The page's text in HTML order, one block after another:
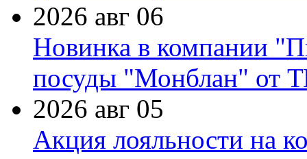
2026 авг 06
Новинка в компании
посуды "Монблан" от
2026 авг 05
Акция лояльности на